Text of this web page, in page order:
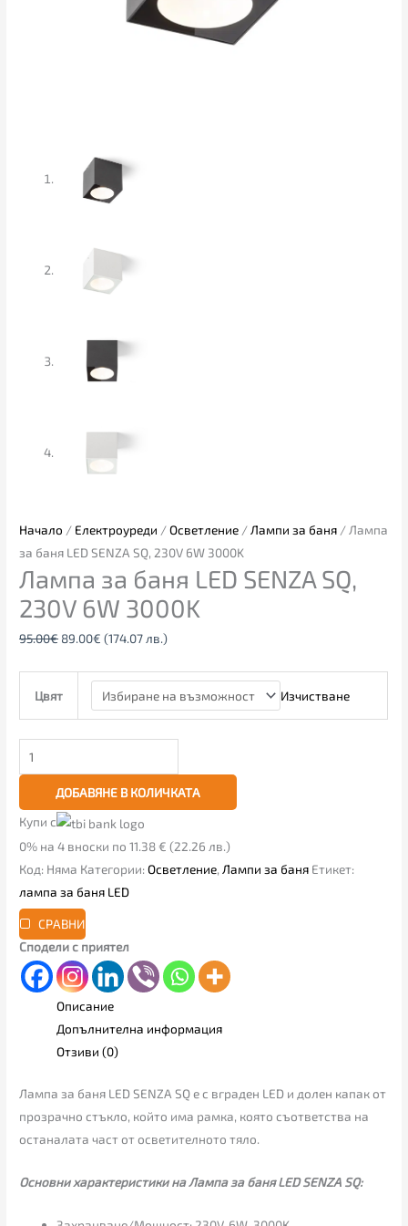
Начало / Електроуреди /Осветление /Лампи за баня / Лампа
за баня LED SENZA SQ, 230V 6W 3000K
Лампа за баня LED SENZA SQ,
230V 6W 3000K
95.00€ 89.00€ (174.07 лв.)
Цвят Изчистване
ДОБАВЯНЕ В КОЛИЧКАТА
Купи с
0% на 4 вноски по 11.38 € (22.26 лв.)
Код: Няма Категории:Осветление,Лампи за баня Етикет:
лампа за баня LED
СРАВНИ
Сподели с приятел
Описание
Допълнителна информация
Отзиви (0)
Лампа за баня LED SENZA SQ е с вграден LED и долен капак от
прозрачно стъкло, който има рамка, която съответства на
останалата част от осветителното тяло.
Основни характеристики на Лампа за баня LED SENZA SQ: